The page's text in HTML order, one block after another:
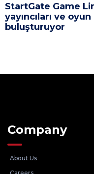
StartGate Game
yayıncıları ve
buluşturuyor
Company
About Us